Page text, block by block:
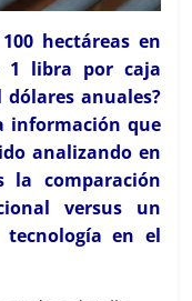
hectáreas en
1 libra por caja
anuales?
información que
analizando en
la comparación
versus un
en el